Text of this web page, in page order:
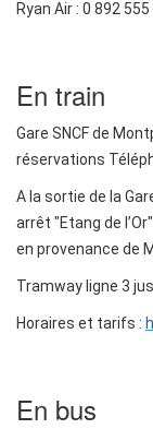
Ryan Air : 0 892 555
En train
Gare SNCF de
réservations
A la sortie de la
arrêt "Etang de
en provenance de
Tramway ligne 3
Horaires et tarifs :
En bus